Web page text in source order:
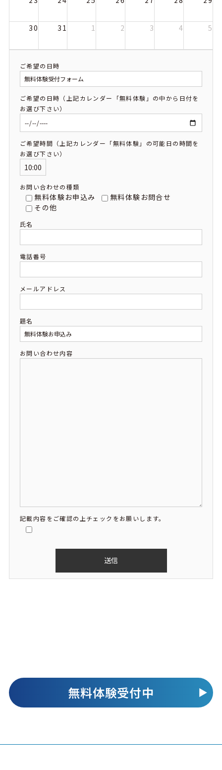
30 31 1 2 3 4 5
ご希望の日時
ご希望の日時（上記カレンダー「無料体験」の中から日付を
お選び下さい）
ご希望時間（上記カレンダー「無料体験」の可能日の時間を
お選び下さい）
お問い合わせの種類
無料体験お申込み
無料体験お問合せ
その他
氏名
電話番号
メールアドレス
題名
お問い合わせ内容
記載内容をご確認の上チェックをお願いします。
無料体験受付中